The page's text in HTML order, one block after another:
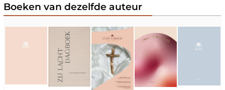
Boeken van dezelfde auteur